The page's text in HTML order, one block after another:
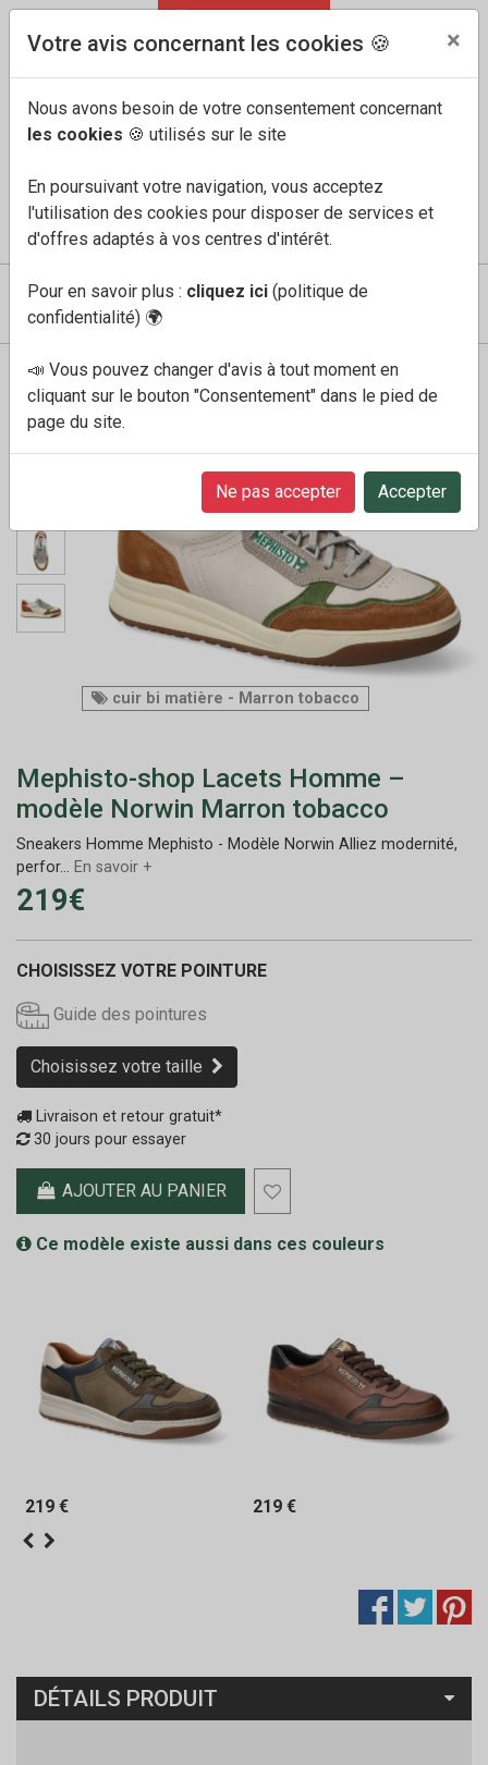
04 91 60 68 33
COMPTE MES FAVORIS
Boutique Homme norwin marron tobacco
cuir bi matière - Marron tobacco
Mephisto-shop Lacets Homme –
modèle Norwin Marron tobacco
Sneakers Homme Mephisto - Modèle Norwin Alliez modernité,
perfor... En savoir +
219€
CHOISISSEZ VOTRE POINTURE
Guide des pointures
Choisissez votre taille
Livraison et retour gratuit*
30 jours pour essayer
AJOUTER AU PANIER
Ce modèle existe aussi dans ces couleurs
219 € 219 €
DÉTAILS PRODUIT
Votre avis concernant les cookies 🍪 ×
Nous avons besoin de votre consentement concernant
les cookies 🍪 utilisés sur le site
En poursuivant votre navigation, vous acceptez
l'utilisation des cookies pour disposer de services et
d'offres adaptés à vos centres d'intérêt.
Pour en savoir plus : cliquez ici (politique de
confidentialité) 🌍
📣 Vous pouvez changer d'avis à tout moment en
cliquant sur le bouton "Consentement" dans le pied de
page du site.
Ne pas accepter Accepter